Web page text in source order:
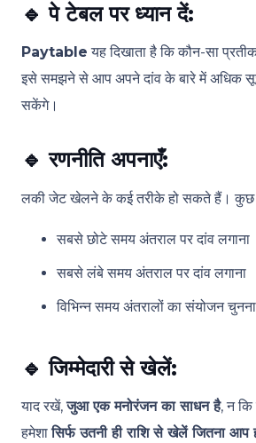
🔹पे टेबल पर ध्यान दें:
Paytable यह दिखाता है कि कौन-सा
इसे समझने से आप अपने दांव के बारे में अधिक
सकेंगे।
🔹रणनीति अपनाएँ:
लकी जेट खेलने के कई तरीके हो सकते हैं। कुछ
सबसे छोटे समय अंतराल पर दांव लगाना
सबसे लंबे समय अंतराल पर दांव लगाना
विभिन्न समय अंतरालों का संयोजन चुनना
🔹जिम्मेदारी से खेलें:
याद रखें,जुआ एक मनोरंजन का साधन है, न कि
हमेशासिर्फ उतनी ही राशि से खेलें जितना आप